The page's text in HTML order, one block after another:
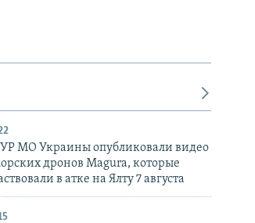
МО Украины опубликовали видео
дронов Magura, которые
в атке на Ялту 7 августа